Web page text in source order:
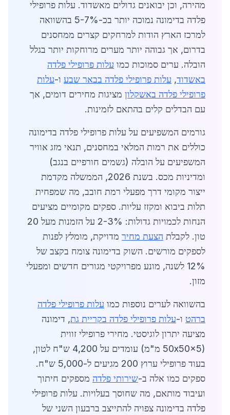
מהירה, וכן יבואנים גדולים מאשדוד. עלות פרופילי
פלדה בדימונה נמוכה יותר בכ-5-7% בהשוואה
למרכז הארץ הודות למרחקים קצרים ממחסנים
בדרום, אך גבוהה יותר מערים מרוחקות יותר בגלל
הובלה. ערים סמוכות כמו עלות פרופילי פלדה
באשדוד, עלות פרופילי פלדה בבאר שבע ו-עלות
פרופילי פלדה באשקלון מציגות מחירים דומים, אך
עם הבדלים קלים בהתאם לזמינות.
גורמים המשפיעים על עלות פרופילי פלדה בדימונה
כוללים את רמות המלאי במחסנים, תנאי מזג אוויר
המשפיעים על הובלה (גשמים חורפיים בנגב)
ומדיניות מכס. בשנת 2026, הממשלה מקדמת
ייצור מקומי דרך מפעלי רמת חובב, מה שמפחית
תלות ביבוא ומקזז עליות. ספקים מקומיים מציעים
הנחות לכמויות גדולות: 2-3% על הזמנות מעל 20
טון. לקבלת הצעת מחיר מדויקת, מומלץ לפנות
לספקים מורשים. השוק בדימונה צומח בקצב של
12% לשנה, מונע מפרויקטי מגורים חדשים ומפעלי
מזון.
בהשוואה לערים נוספות כמו עלות פרופילי פלדה
ברהט ו-עלות פרופילי פלדה בקריית גת, דימונה
מציעה יתרון לוגיסטי. מחירי פרופילי זווית
(50x50x5 מ"מ) עומדים על 4,200 ש"ח לטון,
בעוד פרופילי ערוץ 200 מגיעים ל-5,000 ש"ח.
ספקים כמו אלה ב-שירותי פלדה מספקים חיתוך
ועיבוד מותאם, מה שחוסך בעלויות. עלות פרופילי
פלדה בדימונה צפויה להתייצב ברבעון השני של